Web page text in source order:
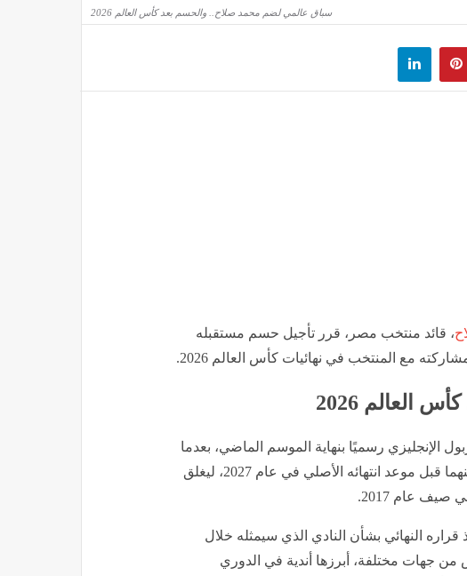
قعطبة في الضالع
سباق عالمي لضم محمد صلاح.. والحسم بعد كأس العالم 2026
، قائد منتخب مصر، قرر تأجيل حسم مستقبله
مع المنتخب في نهائيات كأس العالم 2026.
2026
الإنجليزي رسميًا بنهاية الموسم الماضي، بعدما
توصل الطرفان إلى اتفاق يقضي بإنهاء التعاقد بينهما قبل موعد انتهائه الأصلي في عام 2027، ليغلق
عام 2017.
النهائي بشأن النادي الذي سيمثله خلال
من جهات مختلفة، أبرزها أندية في الدوري